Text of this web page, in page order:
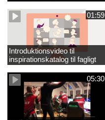
01:59
Introduktionsvideo til
inspirationskatalog til fagligt
løft_tilrettet
05:30